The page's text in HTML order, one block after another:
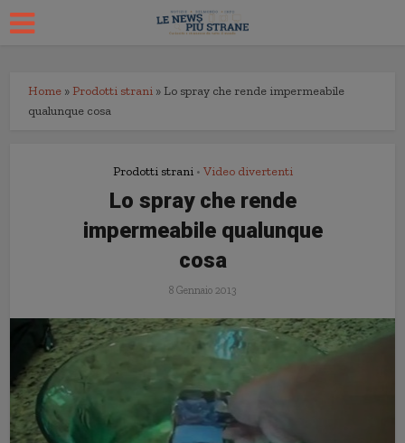
Home » Prodotti strani » Lo spray che rende impermeabile
qualunque cosa
Prodotti strani • Video divertenti
Lo spray che rende
impermeabile qualunque
cosa
8 Gennaio 2013